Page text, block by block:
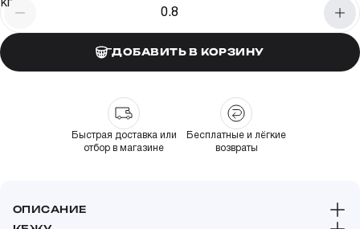
кг
ДОБАВИТЬ В КОРЗИНУ
Быстрая доставка или
отбор в магазине
Бесплатные и лёгкие
возвраты
ОПИСАНИЕ